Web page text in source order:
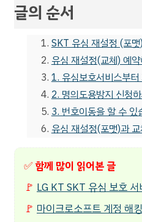
글의 순서
SKT 유심 재설정 (포
유심 재설정(교체) 예
1. 유심보호서비스부
2. 명의도용방지 신청
3. 번호이동을 할 수 있
유심 재설정(포맷)과
✅함께 많이 읽어본 글
🚩 LG KT SKT 유심 보호
🚩 마이크로소프트 계정 해